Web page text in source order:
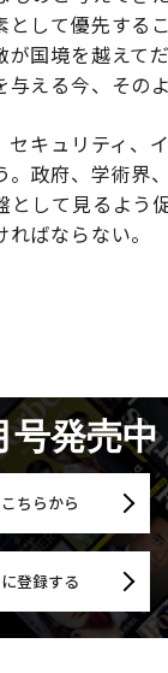
して優先する
国境を越えて
える今、その
キュリティ、
政府、学術界
して見るよう
ばならない。
号発売中
ちらから
登録する